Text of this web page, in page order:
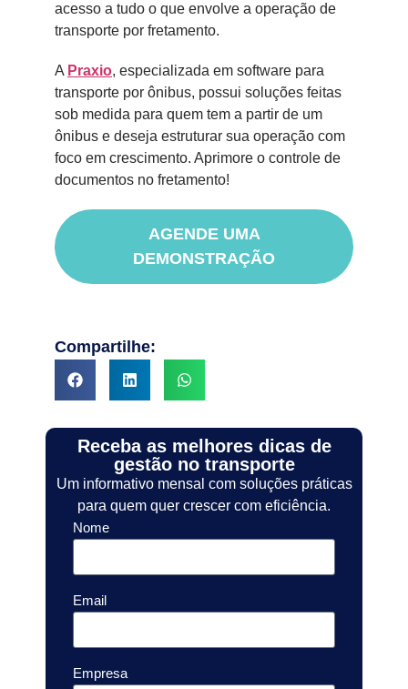
acesso a tudo o que envolve a operação de
transporte por fretamento.
A Praxio, especializada em software para
transporte por ônibus, possui soluções feitas
sob medida para quem tem a partir de um
ônibus e deseja estruturar sua operação com
foco em crescimento. Aprimore o controle de
documentos no fretamento!
AGENDE UMA
DEMONSTRAÇÃO
Compartilhe:
Receba as melhores dicas de
gestão no transporte
Um informativo mensal com soluções práticas
para quem quer crescer com eficiência.
Nome
Email
Empresa